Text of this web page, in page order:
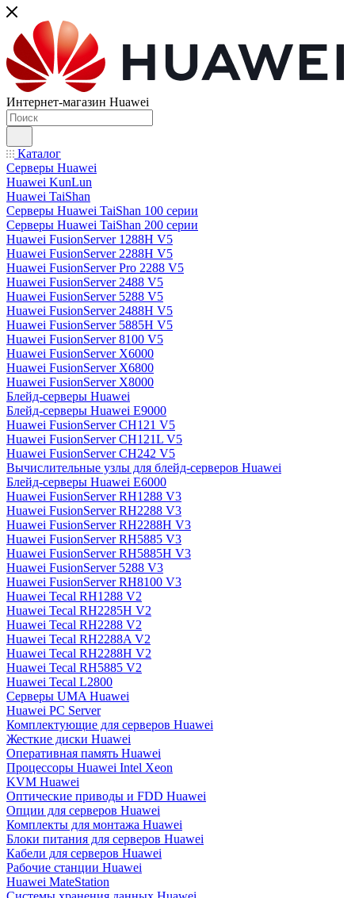
Интернет-магазин Huawei
Каталог
Серверы Huawei
Huawei KunLun
Huawei TaiShan
Серверы Huawei TaiShan 100 серии
Серверы Huawei TaiShan 200 серии
Huawei FusionServer 1288H V5
Huawei FusionServer 2288H V5
Huawei FusionServer Pro 2288 V5
Huawei FusionServer 2488 V5
Huawei FusionServer 5288 V5
Huawei FusionServer 2488H V5
Huawei FusionServer 5885H V5
Huawei FusionServer 8100 V5
Huawei FusionServer X6000
Huawei FusionServer X6800
Huawei FusionServer X8000
Блейд-серверы Huawei
Блейд-серверы Huawei E9000
Huawei FusionServer CH121 V5
Huawei FusionServer CH121L V5
Huawei FusionServer CH242 V5
Вычислительные узлы для блейд-серверов Huawei
Блейд-серверы Huawei E6000
Huawei FusionServer RH1288 V3
Huawei FusionServer RH2288 V3
Huawei FusionServer RH2288H V3
Huawei FusionServer RH5885 V3
Huawei FusionServer RH5885H V3
Huawei FusionServer 5288 V3
Huawei FusionServer RH8100 V3
Huawei Tecal RH1288 V2
Huawei Tecal RH2285H V2
Huawei Tecal RH2288 V2
Huawei Tecal RH2288A V2
Huawei Tecal RH2288H V2
Huawei Tecal RH5885 V2
Huawei Tecal L2800
Серверы UMA Huawei
Huawei PC Server
Комплектующие для серверов Huawei
Жесткие диски Huawei
Оперативная память Huawei
Процессоры Huawei Intel Xeon
KVM Huawei
Оптические приводы и FDD Huawei
Опции для серверов Huawei
Комплекты для монтажа Huawei
Блоки питания для серверов Huawei
Кабели для серверов Huawei
Рабочие станции Huawei
Huawei MateStation